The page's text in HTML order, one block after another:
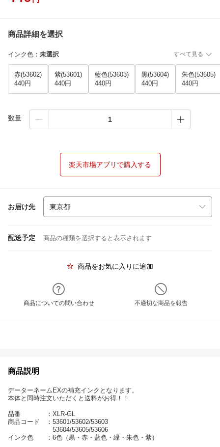
商品詳細を選択
インク色 ： 未選択 すべて見る
赤(53602)
440円
紫(53601)
440円
藍色(53603)
440円
黒(53604)
440円
朱色(53605)
440円
数量
楽天市場アプリで購入する
お届け先
配送予定 商品の種類を選択すると表示されます
商品をお気に入りに追加
商品についての問い合わせ 不適切な商品を報告
商品説明
データーネームEXの補充インクとなります。
本体と同時注文いただくと送料がお得！！
品番 ：XLR-GL
商品コード ：53601/53602/53603
53604/53605/53606
インク色 ：6色（黒・赤・藍色・緑・朱色・紫）